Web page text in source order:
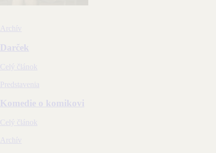
Archív
Darček
Celý článok
Predstavenia
Komedie o komikovi
Celý článok
Archív